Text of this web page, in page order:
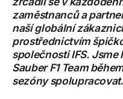
zaměstnanců a
naší globální
prostřednictvím
společnosti IFS.
Sauber F1 Team
sezóny spolupracovat